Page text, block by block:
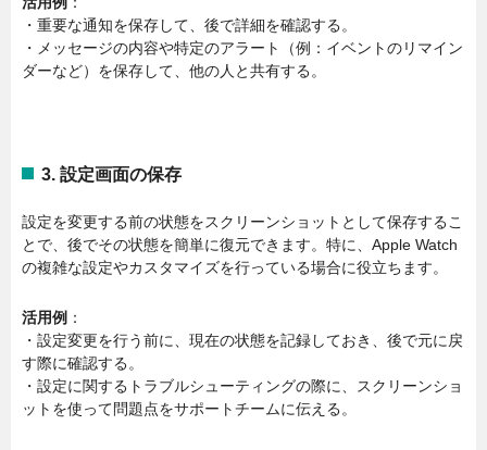
・重要な通知を保存して、後で詳細を確認する。
・メッセージの内容や特定のアラート（例：イベントのリマイン
ダーなど）を保存して、他の人と共有する。
3. 設定画面の保存
設定を変更する前の状態をスクリーンショットとして保存するこ
とで、後でその状態を簡単に復元できます。特に、Apple Watch
の複雑な設定やカスタマイズを行っている場合に役立ちます。
活用例 ：
・設定変更を行う前に、現在の状態を記録しておき、後で元に戻
す際に確認する。
・設定に関するトラブルシューティングの際に、スクリーンショ
ットを使って問題点をサポートチームに伝える。